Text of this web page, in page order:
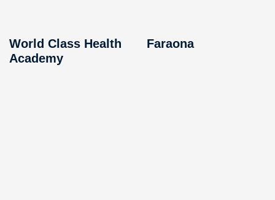
World Class Health
Academy
Faraona